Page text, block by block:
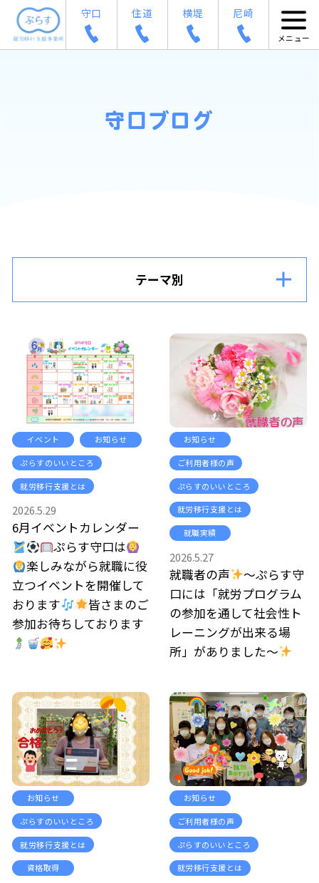
守口 住道 横堤 尼崎
守口ブログ
テーマ別
イベント お知らせ
ぷらすのいいところ
就労移行支援とは
2026.5.29
6月イベントカレンダー
ぷらす守口は
楽しみながら就職に役
立つイベントを開催して
おります
皆さまのご
参加お待ちしております
お知らせ
ご利用者様の声
ぷらすのいいところ
就労移行支援とは
就職実績
2026.5.27
就職者の声
～ぷらす守
口には「就労プログラム
の参加を通して社会性ト
レーニングが出来る場
所」がありました～
お知らせ
ぷらすのいいところ
就労移行支援とは
資格取得
お知らせ
ご利用者様の声
ぷらすのいいところ
就労移行支援とは